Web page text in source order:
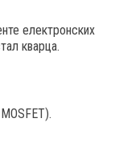
електронских
кварца.